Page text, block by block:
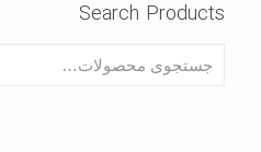
Search Products